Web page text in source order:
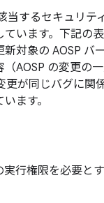
するセキュリテ
います。下記の
新対象の AOSP バ
AOSP の変更の
更が同じバグに
ます。
行権限を必要と